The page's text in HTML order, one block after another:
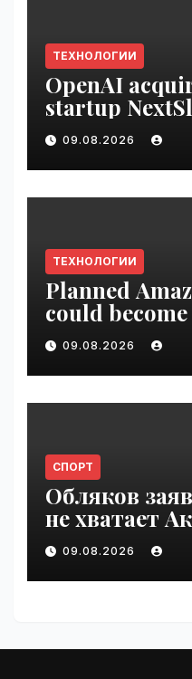
ТЕХНОЛОГИИ
OpenAI
startup
09.08.2026
ТЕХНОЛОГИИ
Planned
could
climate
VseTime.ru
09.08.2026
СПОРТ
Обляков
не хватает
VseTime.ru
09.08.2026